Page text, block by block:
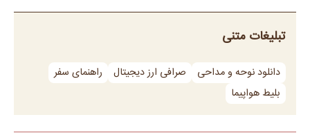
تبلیغات متنی
دانلود نوحه و مداحی صرافی ارز دیجیتال
راهنمای سفر
بلیط هواپیما